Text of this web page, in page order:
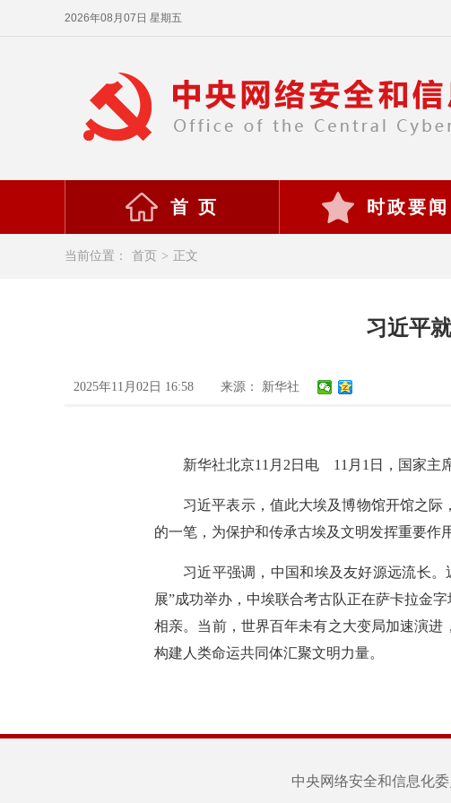
2026年08月07日 星期五
首 页 时政要闻
当前位置： 首页 > 正文
习近平
2025年11月02日 16:58 来源： 新华社
新华社北京11月2日电 11月1日，国家主
习近平表示，值此大埃及博物馆开馆之
的一笔，为保护和传承古埃及文明发挥重要作用
习近平强调，中国和埃及友好源远流长
展”成功举办，中埃联合考古队正在萨卡拉金
相亲。当前，世界百年未有之大变局加速演
构建人类命运共同体汇聚文明力量。
中央网络安全和信息化